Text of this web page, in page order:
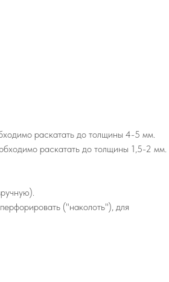
раскатать до толщины 4-5 мм.
раскатать до толщины 1,5-2 мм.
("наколоть"), для